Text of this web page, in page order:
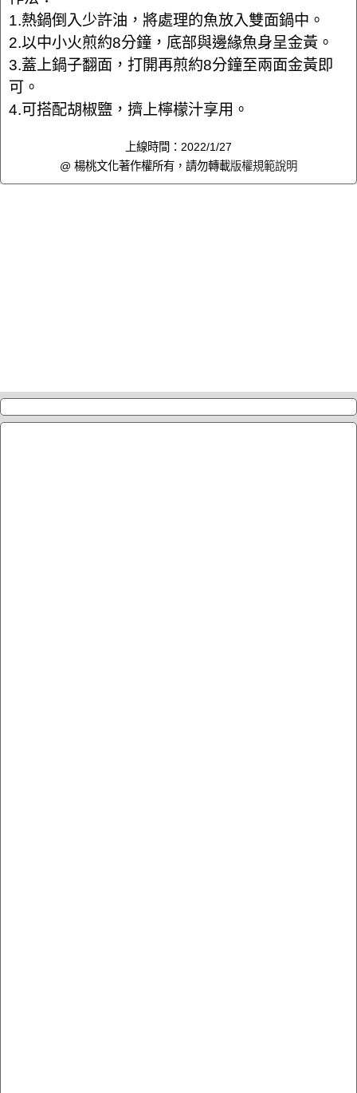
1.熱鍋倒入少許油，將處理的魚放入雙面鍋中。
2.以中小火煎約8分鐘，底部與邊緣魚身呈金黃。
3.蓋上鍋子翻面，打開再煎約8分鐘至兩面金黃即
可。
4.可搭配胡椒鹽，擠上檸檬汁享用。
上線時間：2022/1/27
@ 楊桃文化著作權所有，請勿轉載版權規範說明